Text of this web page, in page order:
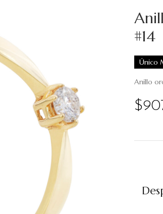
#14
$
Único
Anillo